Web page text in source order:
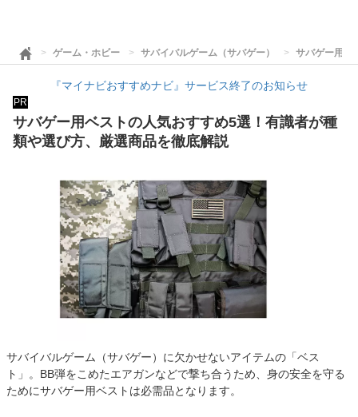
ゲーム・ホビー サバイバルゲーム（サバゲー） サバゲー用ベ
『マイナビおすすめナビ』サービス終了のお知らせ
PR
サバゲー用ベストの人気おすすめ5選！有識者が種
類や選び方、厳選商品を徹底解説
サバイバルゲーム（サバゲー）に欠かせないアイテムの「ベス
ト」。BB弾をこめたエアガンなどで撃ち合うため、身の安全を守る
ためにサバゲー用ベストは必需品となります。